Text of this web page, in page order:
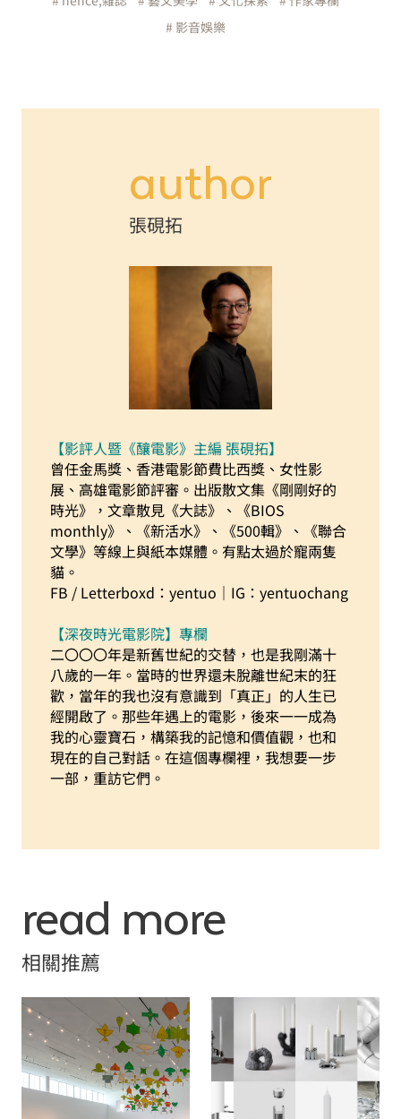
# 影音娛樂
author
張硯拓
【影評人暨《釀電影》主編 張硯拓】
曾任金馬獎、香港電影節費比西獎、女性影
展、高雄電影節評審。出版散文集《剛剛好的
時光》，文章散見《大誌》、《BIOS
monthly》、《新活水》、《500輯》、《聯合
文學》等線上與紙本媒體。有點太過於寵兩隻
貓。
FB / Letterboxd：yentuo｜IG：yentuochang
【深夜時光電影院】專欄
二〇〇〇年是新舊世紀的交替，也是我剛滿十
八歲的一年。當時的世界還未脫離世紀末的狂
歡，當年的我也沒有意識到「真正」的人生已
經開啟了。那些年遇上的電影，後來一一成為
我的心靈寶石，構築我的記憶和價值觀，也和
現在的自己對話。在這個專欄裡，我想要一步
一部，重訪它們。
read more
相關推薦